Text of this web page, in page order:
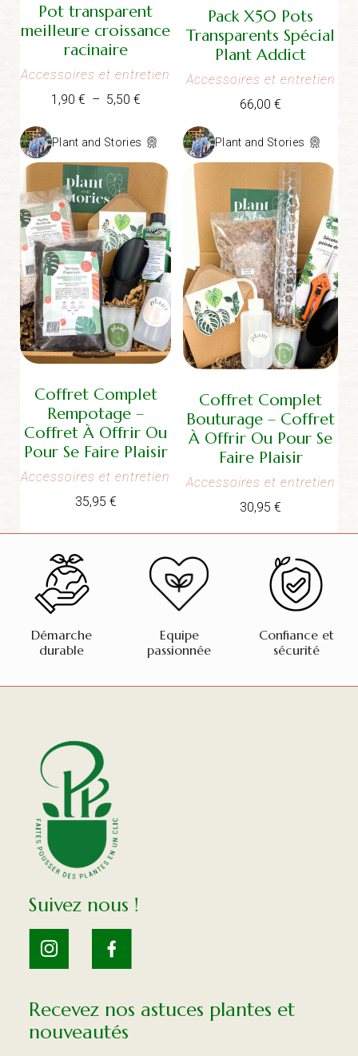
Pot transparent
meilleure croissance
racinaire
Accessoires et entretien
1,90 € – 5,50 €Plage
prix :
5,50 €
Pack X50 Pots
Transparents Spécial
Plant Addict
Accessoires et entretien
66,00 €
Plant and Stories
Coffret Complet
Rempotage –
Coffret À Offrir Ou
Pour Se Faire Plaisir
Accessoires et entretien
35,95 €
Plant and Stories
Coffret Complet
Bouturage – Coffret
À Offrir Ou Pour Se
Faire Plaisir
Accessoires et entretien
30,95 €
Démarche
durable
Equipe
passionnée
Confiance et
sécurité
Suivez nous !
Recevez nos astuces plantes et
nouveautés